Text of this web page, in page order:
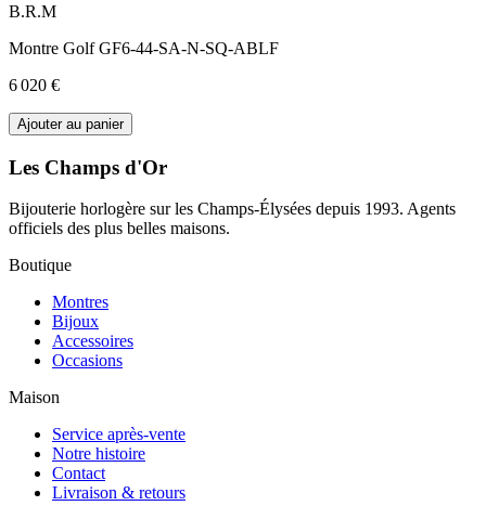
B.R.M
Montre Golf GF6-44-SA-N-SQ-ABLF
6 020 €
Ajouter au panier
Les Champs d'Or
Bijouterie horlogère sur les Champs-Élysées depuis 1993. Agents
officiels des plus belles maisons.
Boutique
Montres
Bijoux
Accessoires
Occasions
Maison
Service après-vente
Notre histoire
Contact
Livraison & retours